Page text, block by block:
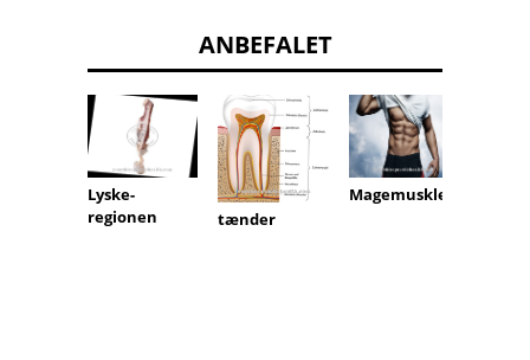
ANBEFALET
Lyske-
regionen
tænder
Magemuskler